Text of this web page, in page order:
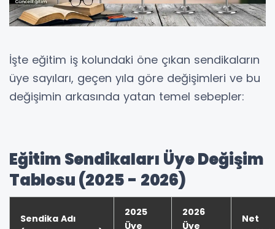
İşte eğitim iş kolundaki öne çıkan sendikaların
üye sayıları, geçen yıla göre değişimleri ve bu
değişimin arkasında yatan temel sebepler:
Eğitim Sendikaları Üye Değişim
Tablosu (2025 - 2026)
Sendika Adı
2025
Üye
2026
Üye
Net